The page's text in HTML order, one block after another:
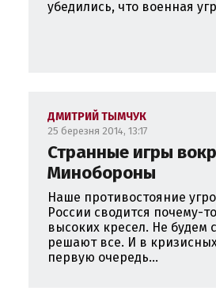
убедились, что военная
ДМИТРИЙ ТЫМЧУК
25 березня 2014, 13:17
Странные игры
Минобороны
Наше противостояние
России сводится почему-
высоких кресел. Не будем
решают все. И в
первую очередь...